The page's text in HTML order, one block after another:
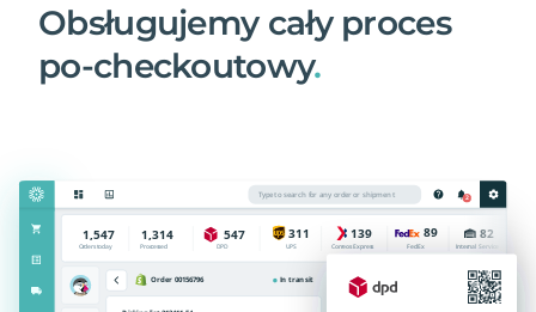
Obsługujemy cały proces
po-checkoutowy.